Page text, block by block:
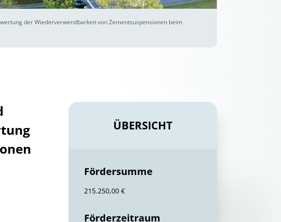
der Wiederverwendbarkeit von Zementsuspensionen beim
ÜBERSICHT
Fördersumme
215.250,00 €
Förderzeitraum